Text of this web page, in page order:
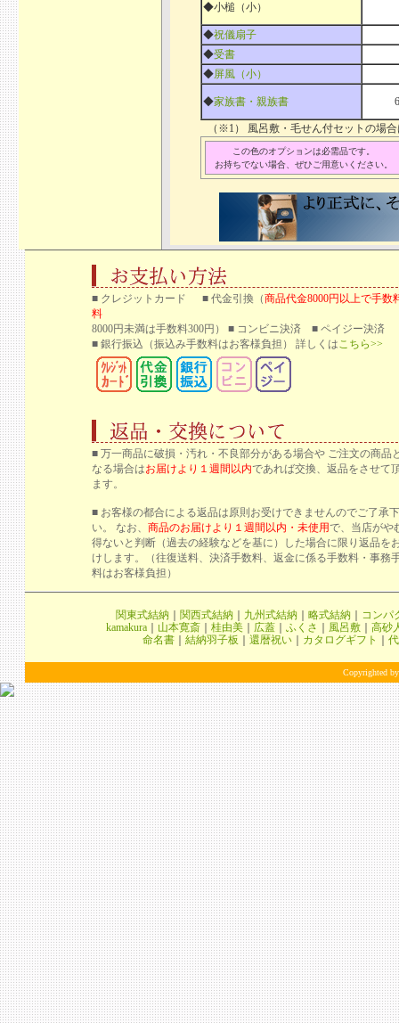
◆小槌（小）
◆祝儀扇子
◆受書
◆屏風（小）
◆家族書・親族書
（※1） 風呂敷・毛せん付セットの
この色のオプションは必需品です。
お持ちでない場合、ぜひご用意いください。
■ クレジットカード ■ 代金引換（商品代金8000円以上で手数
料
8000円未満は手数料300円） ■ コンビニ決済 ■ ペイジー決済
■ 銀行振込 （振込み手数料はお客様負担） 詳しくはこちら>>
■ 万一商品に破損・汚れ・不良部分がある場合や ご注文の商品
なる場合はお届けより１週間以内であれば交換、返品をさせて
ます。
■ お客様の都合による返品は原則お受けできませんのでご了承
い。 なお、 商品のお届けより１週間以内・未使用で、当店がや
得ないと判断（過去の経験などを基に）した場合に限り返品を
けします。（往復送料、決済手数料、返金に係る手数料・事務
料はお客様負担）
関東式結納 関西式結納 九州式結納 略式結納
コンパ
kamakura
山本寛斎 桂由美 広蓋 ふくさ 風呂敷
高砂
命名書
結納羽子板 還暦祝い カタログギフト
Copyrighted